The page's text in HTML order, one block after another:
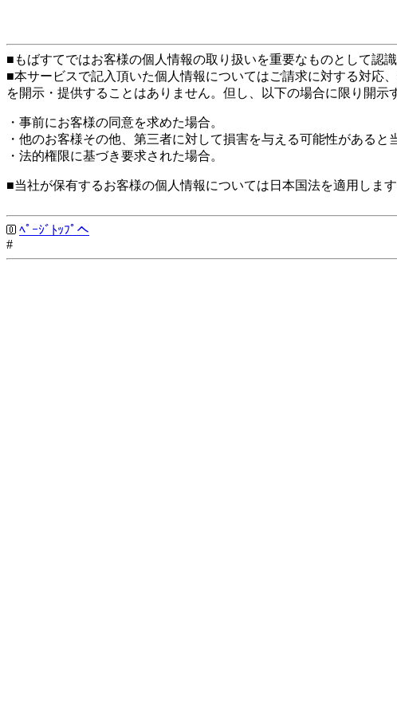
■もばすてではお客様の個人情報の取り扱いを重要なものとして認
■本サービスで記入頂いた個人情報についてはご請求に対する対応
を開示・提供することはありません。但し、以下の場合に限り開示
・事前にお客様の同意を求めた場合。
・他のお客様その他、第三者に対して損害を与える可能性があると
・法的権限に基づき要求された場合。
■当社が保有するお客様の個人情報については日本国法を適用しま
ﾍﾟｰｼﾞﾄｯﾌﾟへ
#